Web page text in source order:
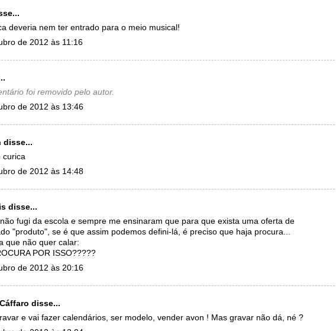
deveria nem ter entrado para o meio musical!
de 2012 às 11:16
foi removido pelo autor.
de 2012 às 13:46
disse...
curica
de 2012 às 14:48
disse...
fugi da escola e sempre me ensinaram que para que exista uma oferta de
"produto", se é que assim podemos defini-lá, é preciso que haja procura...
que não quer calar:
POR ISSO?????
de 2012 às 20:16
disse...
e vai fazer calendários, ser modelo, vender avon ! Mas gravar não dá, né ?